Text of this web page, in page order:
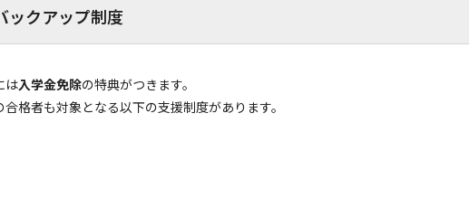
ックアップ制度
は入学金免除の特典がつきます。
格者も対象となる以下の支援制度があります。